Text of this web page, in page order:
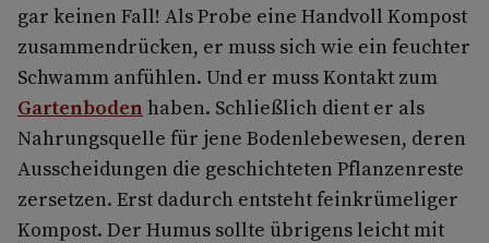
gar keinen Fall! Als Probe eine Handvoll Kompost
zusammendrücken, er muss sich wie ein feuchter
Schwamm anfühlen. Und er muss Kontakt zum
Gartenboden haben. Schließlich dient er als
Nahrungsquelle für jene Bodenlebewesen, deren
Ausscheidungen die geschichteten Pflanzenreste
zersetzen. Erst dadurch entsteht feinkrümeliger
Kompost. Der Humus sollte übrigens leicht mit